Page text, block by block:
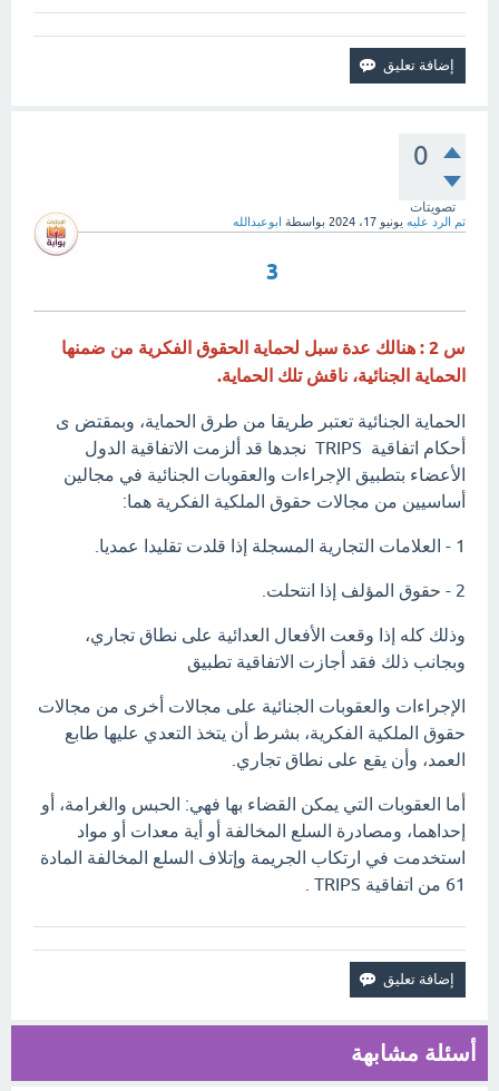
0
تصويتات
تم الرد عليه يونيو 17، 2024 بواسطة ابوعبدالله
3
س 2 : هنالك عدة سبل لحماية الحقوق الفكرية من ضمنها
الحماية الجنائية، ناقش تلك الحماية.
الحماية الجنائية تعتبر طريقا من طرق الحماية، وبمقتض ى
أحكام اتفاقية TRIPS نجدها قد ألزمت الاتفاقية الدول
الأعضاء بتطبيق الإجراءات والعقوبات الجنائية في مجالين
أساسيين من مجالات حقوق الملكية الفكرية هما:
1 - العلامات التجارية المسجلة إذا قلدت تقليدا عمديا.
2 - حقوق المؤلف إذا انتحلت.
وذلك كله إذا وقعت الأفعال العدائية على نطاق تجاري،
وبجانب ذلك فقد أجازت الاتفاقية تطبيق
الإجراءات والعقوبات الجنائية على مجالات أخرى من مجالات
حقوق الملكية الفكرية، بشرط أن يتخذ التعدي عليها طابع
العمد، وأن يقع على نطاق تجاري.
أما العقوبات التي يمكن القضاء بها فهي: الحبس والغرامة، أو
إحداهما، ومصادرة السلع المخالفة أو أية معدات أو مواد
استخدمت في ارتكاب الجريمة وإتلاف السلع المخالفة المادة
61 من اتفاقية TRIPS .
أسئلة مشابهة